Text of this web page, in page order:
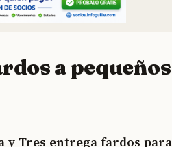
a pequeños
y Tres entrega fardos para